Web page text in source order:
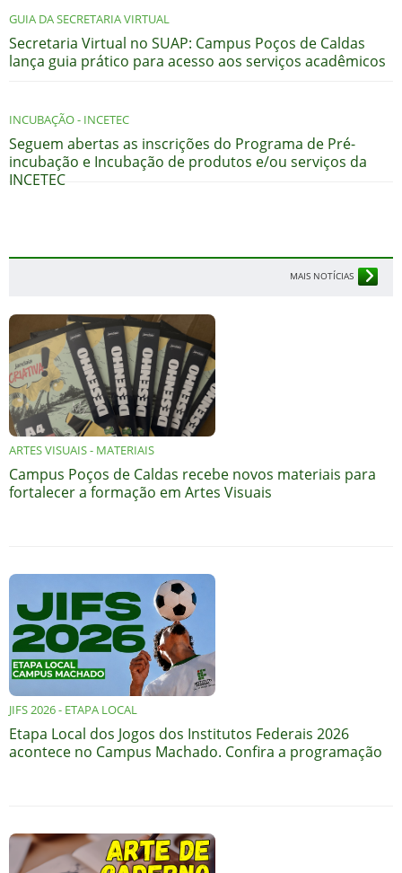
GUIA DA SECRETARIA VIRTUAL
Secretaria Virtual no SUAP: Campus Poços de Caldas
lança guia prático para acesso aos serviços acadêmicos
INCUBAÇÃO - INCETEC
Seguem abertas as inscrições do Programa de Pré-
incubação e Incubação de produtos e/ou serviços da
INCETEC
MAIS NOTÍCIAS
ARTES VISUAIS - MATERIAIS
Campus Poços de Caldas recebe novos materiais para
fortalecer a formação em Artes Visuais
JIFS 2026 - ETAPA LOCAL
Etapa Local dos Jogos dos Institutos Federais 2026
acontece no Campus Machado. Confira a programação